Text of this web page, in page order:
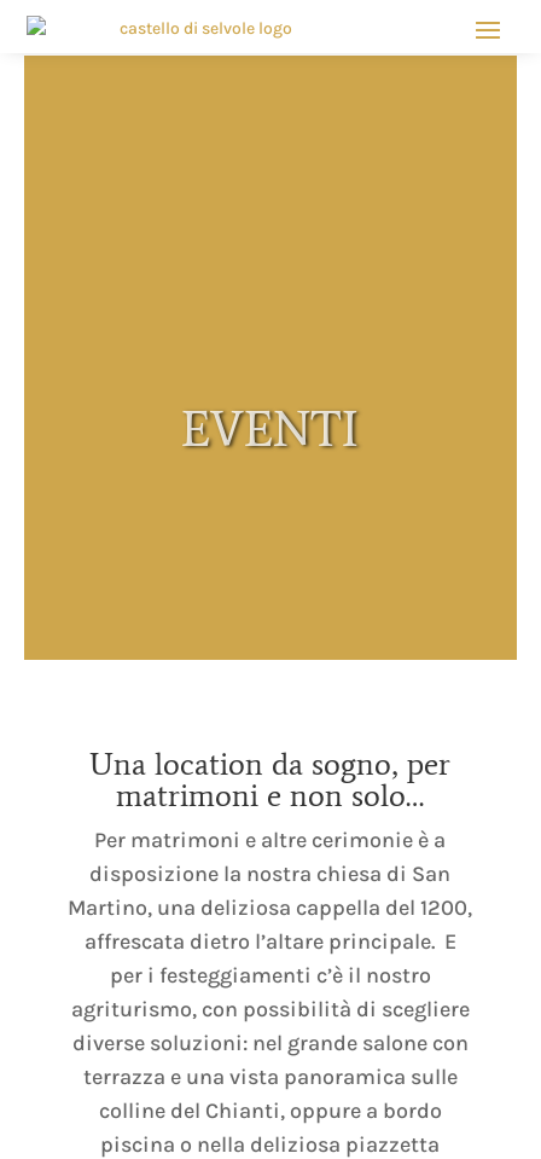
EVENTI
Una location da sogno, per
matrimoni e non solo…
Per matrimoni e altre cerimonie è a
disposizione la nostra chiesa di San
Martino, una deliziosa cappella del 1200,
affrescata dietro l’altare principale. E
per i festeggiamenti c’è il nostro
agriturismo, con possibilità di scegliere
diverse soluzioni: nel grande salone con
terrazza e una vista panoramica sulle
colline del Chianti, oppure a bordo
piscina o nella deliziosa piazzetta